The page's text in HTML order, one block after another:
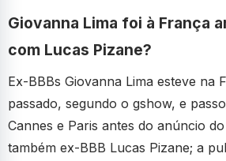
Giovanna Lima foi à França
com Lucas Pizane?
Ex-BBBs Giovanna Lima esteve na
passado, segundo o gshow, e
Cannes e Paris antes do anúncio
também ex-BBB Lucas Pizane; a